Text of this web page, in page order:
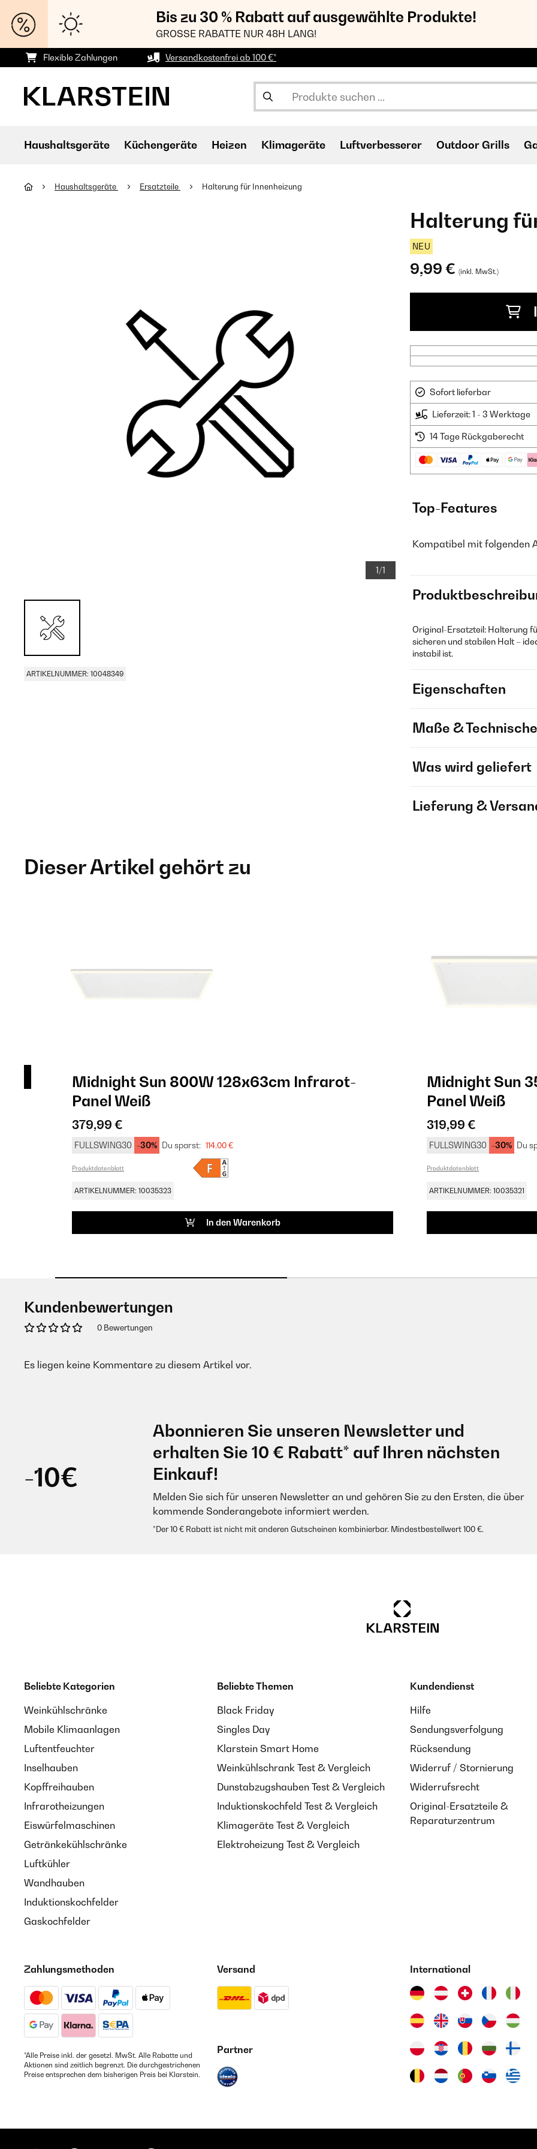
Bis zu 30 % Rabatt auf ausgewählte Produkte!
GROSSE RABATTE NUR 48H LANG!
Flexible Zahlungen Versandkostenfrei ab 100 €*
Haushaltsgeräte Küchengeräte Heizen Klimageräte Luftverbesserer Outdoor Grills
Haushaltsgeräte Ersatzteile Halterung für Innenheizung
1/1
ARTIKELNUMMER: 10048349
Halterung
NEU
9,99 € (inkl. MwSt.)
Sofort lieferbar
Lieferzeit: 1 - 3 Werktage
14 Tage Rückgaberecht
Top-Features
Kompatibel mit folgenden
Original-Ersatzteil: Halterung
sicheren und stabilen Halt –
instabil ist.
Eigenschaften
Maße &
Was wird geliefert
Lieferung &
Dieser Artikel gehört zu
Midnight Sun 800W 128x63cm Infrarot-
Panel​​ Weiß
379,99 €
FULLSWING30 -30% Du sparst: 114,00 €
Produktdatenblatt
ARTIKELNUMMER: 10035323
In den Warenkorb
Midnight Sun
Panel​​ Weiß
319,99 €
FULLSWING30 -30% Du
Produktdatenblatt
ARTIKELNUMMER: 10035321
Kundenbewertungen
0 Bewertungen
Es liegen keine Kommentare zu diesem Artikel vor.
-10€
Abonnieren Sie unseren Newsletter und
erhalten Sie 10 € Rabatt* auf Ihren nächsten
Einkauf!
Melden Sie sich für unseren Newsletter an und gehören Sie zu den Ersten, die über
kommende Sonderangebote informiert werden.
*Der 10 € Rabatt ist nicht mit anderen Gutscheinen kombinierbar. Mindestbestellwert 100 €.
Beliebte Kategorien
Weinkühlschränke
Mobile Klimaanlagen
Luftentfeuchter
Inselhauben
Kopffreihauben
Infrarotheizungen
Eiswürfelmaschinen
Getränkekühlschränke
Luftkühler
Wandhauben
Induktionskochfelder
Gaskochfelder
Beliebte Themen
Black Friday
Singles Day
Klarstein Smart Home
Weinkühlschrank Test & Vergleich
Dunstabzugshauben Test & Vergleich
Induktionskochfeld Test & Vergleich
Klimageräte Test & Vergleich
Elektroheizung Test & Vergleich
Kundendienst
Hilfe
Sendungsverfolgung
Rücksendung
Widerruf / Stornierung
Widerrufsrecht
Original-Ersatzteile &
Reparaturzentrum
Zahlungsmethoden
*Alle Preise inkl. der gesetzl. MwSt. Alle Rabatte und
Aktionen sind zeitlich begrenzt. Die durchgestrichenen
Preise entsprechen dem bisherigen Preis bei Klarstein.
Versand
Partner
International